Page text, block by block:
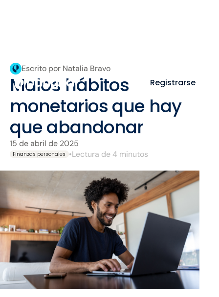
Registrarse
Escrito por Natalia Bravo
Malos hábitos
monetarios que hay
que abandonar
15 de abril de 2025
Finanzas personales •Lectura de 4 minutos